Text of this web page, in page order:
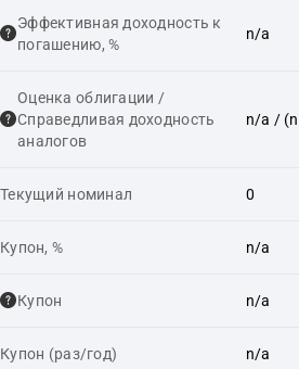
Эффективная доходность к
погашению, %
n/a
Оценка облигации /
Справедливая доходность
аналогов
n/a /
Текущий номинал 0
Купон, % n/a
Купон n/a
Купон (раз/год) n/a